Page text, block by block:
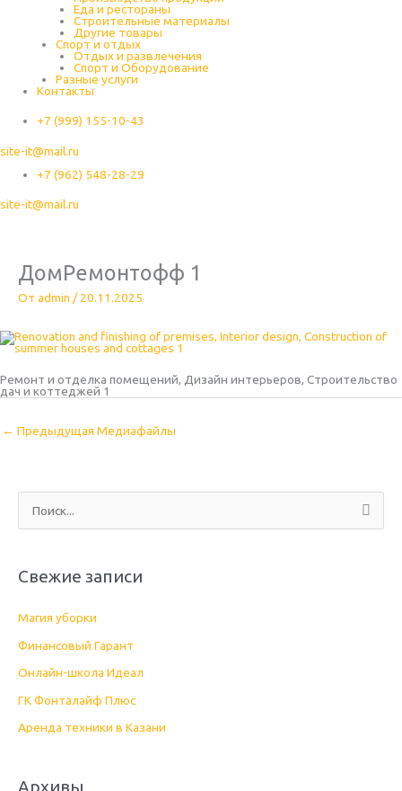
Еда и рестораны
Строительные материалы
Другие товары
Спорт и отдых
Отдых и развлечения
Спорт и Оборудование
Разные услуги
Контакты
+7 (999) 155-10-43
site-it@mail.ru
+7 (962) 548-28-29
site-it@mail.ru
ДомРемонтофф 1
От admin /20.11.2025
Ремонт и отделка помещений, Дизайн интерьеров, Строительство
дач и коттеджей 1
← Предыдущая Медиафайлы
с
к
Свежие записи
Магия уборки
Финансовый Гарант
Онлайн-школа Идеал
ГК Фонталайф Плюс
Аренда техники в Казани
Архивы